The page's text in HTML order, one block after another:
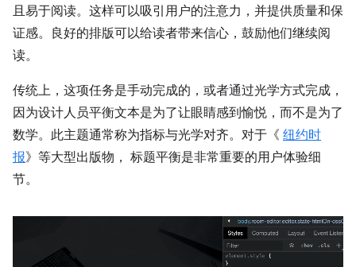
且易于阅读。这样可以吸引用户的注意力，并提供质量和保
证感。良好的排版可以给读者带来信心，鼓励他们继续阅
读。
传统上，这项任务是手动完成的，或者通过光学方式完成，
因为设计人员平衡文本是为了让眼睛感到愉悦，而不是为了
数学。此主题通常称为指标与光学对齐。对于《 纽约时
报》等大型出版物， 标题平衡是非常重要的用户体验细
节。